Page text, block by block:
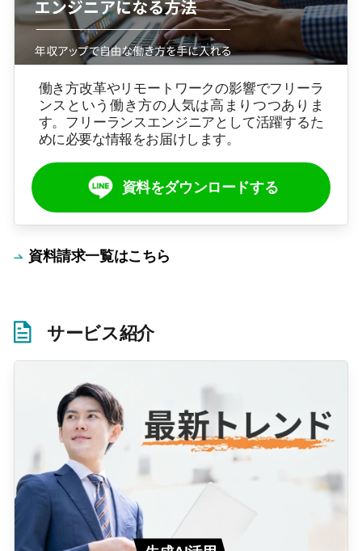
働き方改革やリモートワークの影響でフリーラ
ンスという働き方の人気は高まりつつありま
す。フリーランスエンジニアとして活躍するた
めに必要な情報をお届けします。
資料をダウンロードする
資料請求一覧はこちら
サービス紹介